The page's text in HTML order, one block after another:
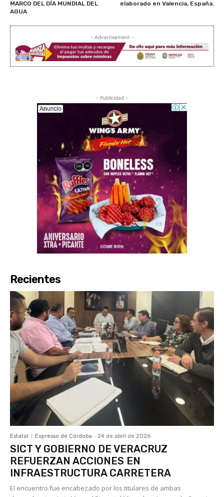
MARCO DEL DÍA MUNDIAL DEL
AGUA
elaborado en Valencia, España.
- Advertisement -
- Publicidad -
Recientes
Estatal Expresso de Córdoba - 24 de abril de 2026
SICT Y GOBIERNO DE VERACRUZ
REFUERZAN ACCIONES EN
INFRAESTRUCTURA CARRETERA
El encuentro fue encabezado por los titulares de ambas